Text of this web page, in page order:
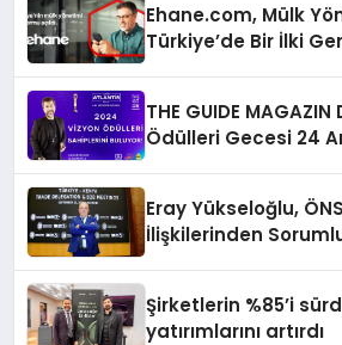
Ehane.com, Mülk
Türkiye’de Bir İlki
THE GUIDE
Ödülleri Gecesi 24
Eray Yükseloğlu,
İlişkilerinden
Şirketlerin %85’i
yatırımlarını artırdı